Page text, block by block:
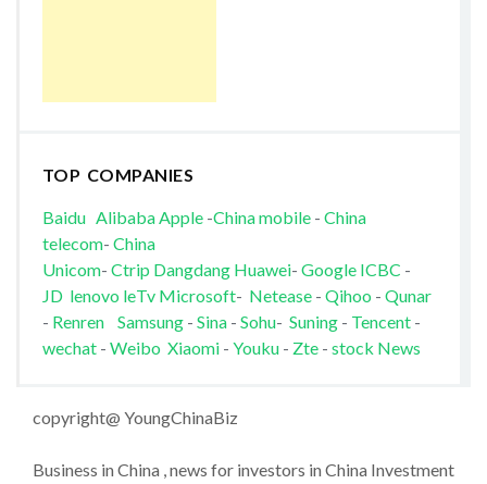
TOP COMPANIES
Baidu AlibabaApple-China mobile- China
telecom- China
Unicom- Ctrip Dangdang Huawei- Google ICBC -
JD lenovo leTv Microsoft- Netease- Qihoo - Qunar
- Renren Samsung- Sina- Sohu- Suning- Tencent-
wechat - Weibo Xiaomi- Youku - Zte- stock News
copyright@ YoungChinaBiz
Business in China , news for investors in China Investment